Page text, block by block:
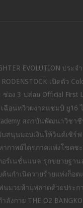
EVOLUTION ประ
เปิดตัว
ช่อง 3 ปล่อย Official First
ฉือนหวิวผงาดแชมป์ ยู16
สถาบันพัฒนาวิชา
สนุนมอบเงินให้วินด์เซิร์ฟ
ากาพย์ไตรภาคแห่งโชคช
อร์เนชั่นแนล รุกขยายฐา
ยต้นกำเนิดวายร้ายแห่งก็อต
มวยห้ามพลาดด้วยประก
ลังกาย THE O2